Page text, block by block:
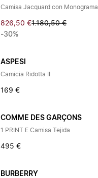
Camisa Jacquard con Monograma
826,50 €1.180,50 €
-30%
ASPESI
Camicia Ridotta II
169 €
COMME DES GARÇONS
1 PRINT E Camisa Tejida
495 €
BURBERRY